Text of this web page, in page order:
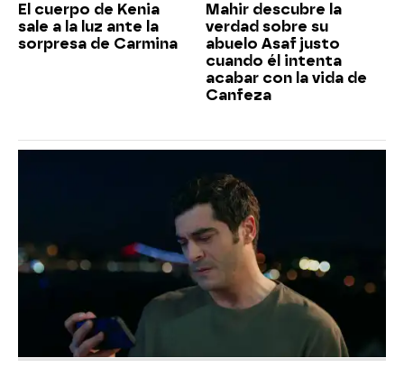
El cuerpo de Kenia
sale a la luz ante la
sorpresa de Carmina
Mahir descubre la
verdad sobre su
abuelo Asaf justo
cuando él intenta
acabar con la vida de
Canfeza